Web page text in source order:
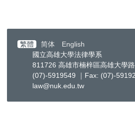
繁體 简体
English
國立高雄大學法律學系
811726 高雄市楠梓區高雄大學
(07)-5919549 ｜Fax: (07)-
law@nuk.edu.tw